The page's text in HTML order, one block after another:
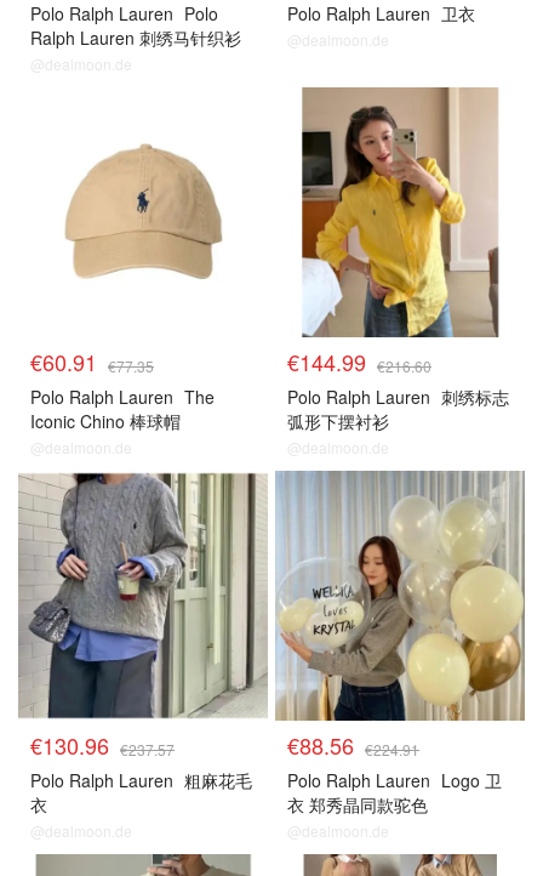
Polo Ralph Lauren Polo
Ralph Lauren 刺绣马针织衫
@dealmoon.de
Polo Ralph Lauren 卫衣
@dealmoon.de
€60.91 €77.35
Polo Ralph Lauren The
Iconic Chino 棒球帽
@dealmoon.de
€144.99 €216.60
Polo Ralph Lauren 刺绣标志
弧形下摆衬衫
@dealmoon.de
€130.96 €237.57
Polo Ralph Lauren 粗麻花毛
衣
@dealmoon.de
€88.56 €224.91
Polo Ralph Lauren Logo 卫
衣 郑秀晶同款驼色
@dealmoon.de